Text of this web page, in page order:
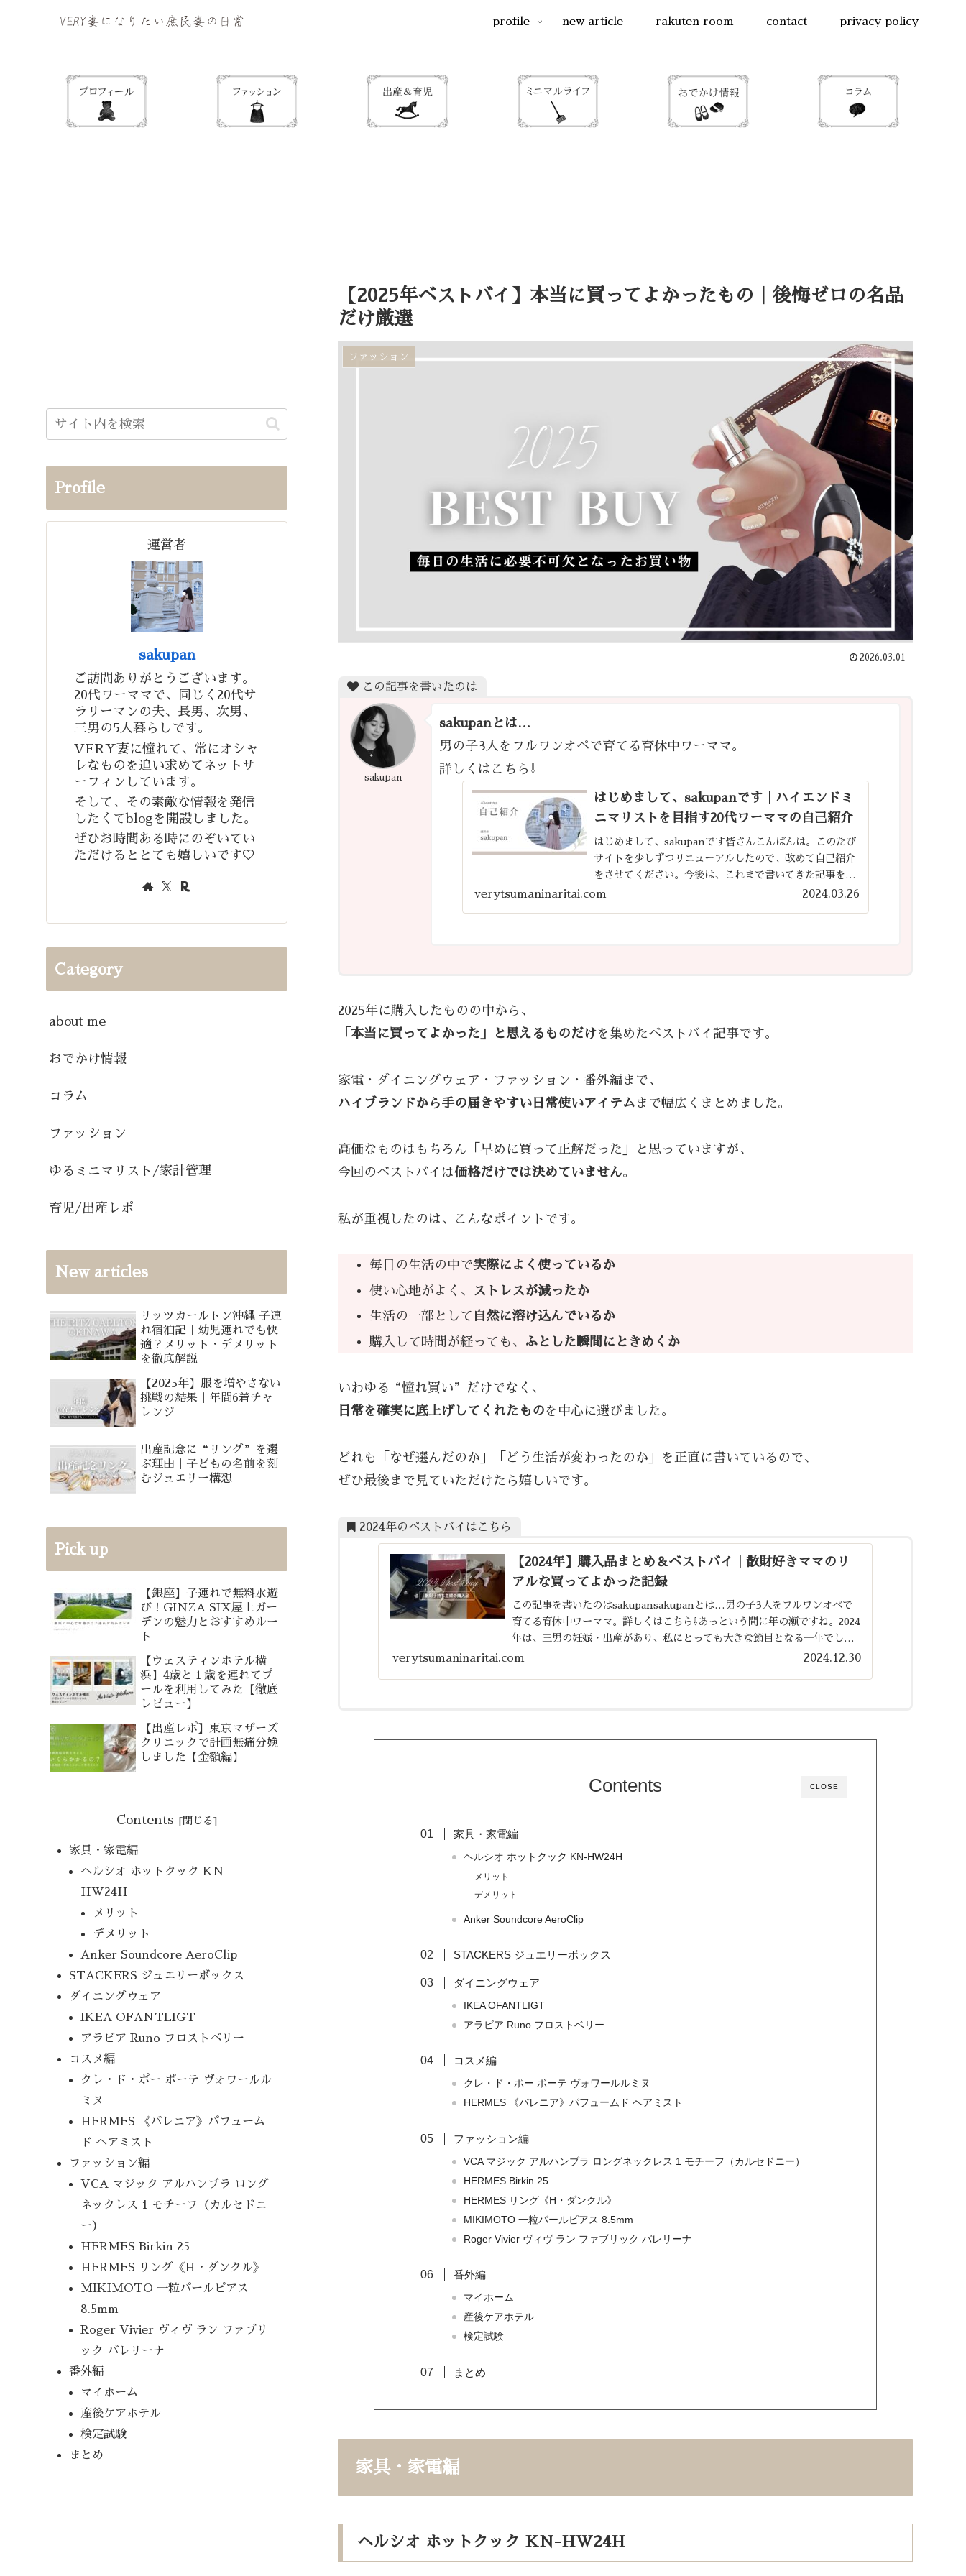
profile new article rakuten room contact privacy policy
【2025年ベストバイ】本当に買ってよかったもの｜後悔ゼロの名品
だけ厳選
ファッション
2026.03.01
この記事を書いたのは
sakupan
sakupanとは…
男の子3人をフルワンオペで育てる育休中ワーママ。
詳しくはこちら⇩
はじめまして、sakupanです｜ハイエンドミ
ニマリストを目指す20代ワーママの自己紹介
はじめまして、sakupanです皆さんこんばんは。このたび
サイトを少しずつリニューアルしたので、改めて自己紹介
をさせてください。今後は、これまで書いてきた記事を整
理したり、より見やすく・探しやすいサイトになるよう少
verytsumaninaritai.com 2024.03.26
2025年に購入したものの中から、
「本当に買ってよかった」と思えるものだけを集めたベストバイ記事です。
家電・ダイニングウェア・ファッション・番外編まで、
ハイブランドから手の届きやすい日常使いアイテム まで幅広くまとめました。
高価なものはもちろん「早めに買って正解だった」と思っていますが、
今回のベストバイは価格だけでは決めていません。
私が重視したのは、こんなポイントです。
毎日の生活の中で実際によく使っているか
使い心地がよく、
ストレスが減ったか
生活の一部として 自然に溶け込んでいるか
購入して時間が経っても、
ふとした瞬間にときめくか
いわゆる“憧れ買い”だけでなく、
日常を確実に底上げしてくれたものを中心に選びました。
どれも「なぜ選んだのか」「どう生活が変わったのか」を正直に書いているので、
ぜひ最後まで見ていただけたら嬉しいです。
2024年のベストバイはこちら
【2024年】購入品まとめ＆ベストバイ｜散財好きママのリ
アルな買ってよかった記録
この記事を書いたのはsakupansakupanとは…男の子3人をフルワンオペで
育てる育休中ワーママ。詳しくはこちら⇩あっという間に年の瀬ですね。2024
年は、三男の妊娠・出産があり、私にとっても大きな節目となる一年でし
た。そして同時に、気...
verytsumaninaritai.com 2024.12.30
CLOSE
Contents
家具・家電編
ヘルシオ ホットクック KN-HW24H
メリット
デメリット
Anker Soundcore AeroClip
STACKERS ジュエリーボックス
ダイニングウェア
IKEA OFANTLIGT
アラビア Runo フロストベリー
コスメ編
クレ・ド・ポー ボーテ ヴォワールルミヌ
HERMES 《バレニア》パフュームド ヘアミスト
ファッション編
VCA マジック アルハンブラ ロングネックレス 1 モチーフ（カルセドニー）
HERMES Birkin 25
HERMES リング《H・ダンクル》
MIKIMOTO 一粒パールピアス 8.5mm
Roger Vivier ヴィヴ ラン ファブリック バレリーナ
番外編
マイホーム
産後ケアホテル
検定試験
まとめ
家具・家電編
ヘルシオ ホットクック KN-HW24H
Profile
運営者
sakupan
ご訪問ありがとうございます。
20代ワーママで、同じく20代サ
ラリーマンの夫、長男、次男、
三男の5人暮らしです。
VERY妻に憧れて、常にオシャ
レなものを追い求めてネットサ
ーフィンしています。
そして、その素敵な情報を発信
したくてblogを開設しました。
ぜひお時間ある時にのぞいてい
ただけるととても嬉しいです♡
Category
about me
おでかけ情報
コラム
ファッション
ゆるミニマリスト/家計管理
育児/出産レポ
New articles
リッツカールトン沖縄 子連
れ宿泊記｜幼児連れでも快
適？メリット・デメリット
を徹底解説
【2025年】服を増やさない
挑戦の結果｜年間6着チャ
レンジ
出産記念に“リング”を選
ぶ理由｜子どもの名前を刻
むジュエリー構想
Pick up
【銀座】子連れで無料水遊
び！GINZA SIX屋上ガー
デンの魅力とおすすめルー
ト
【ウェスティンホテル横
浜】4歳と１歳を連れてプ
ールを利用してみた【徹底
レビュー】
【出産レポ】東京マザーズ
クリニックで計画無痛分娩
しました【金額編】
Contents
家具・家電編
ヘルシオ ホットクック KN-
HW24H
メリット
デメリット
Anker Soundcore AeroClip
STACKERS ジュエリーボックス
ダイニングウェア
IKEA OFANTLIGT
アラビア Runo フロストベリー
コスメ編
クレ・ド・ポー ボーテ ヴォワールル
ミヌ
HERMES 《バレニア》パフューム
ド ヘアミスト
ファッション編
VCA マジック アルハンブラ ロング
ネックレス 1 モチーフ（カルセドニ
ー）
HERMES Birkin 25
HERMES リング《H・ダンクル》
MIKIMOTO 一粒パールピアス
8.5mm
Roger Vivier ヴィヴ ラン ファブリ
ック バレリーナ
番外編
マイホーム
産後ケアホテル
検定試験
まとめ